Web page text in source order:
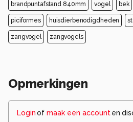
brandpuntafstand 840mm vogel bek
piciformes huisdierbenodigdheden
zangvogel zangvogels
Opmerkingen
Loginof maak een account en